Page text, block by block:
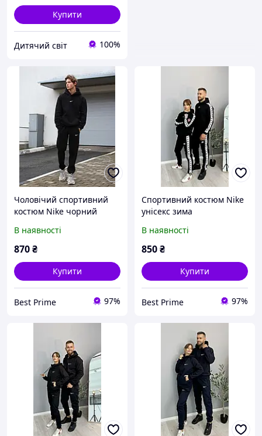
Купити
Дитячий світ 100%
Чоловічий спортивний
костюм Nike чорний
В наявності
870₴
Купити
Best Prime 97%
Cпортивний костюм Nike
унісекс зима
В наявності
850₴
Купити
Best Prime 97%